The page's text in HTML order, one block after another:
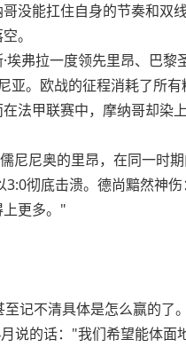
没能扛住自身的节奏和双
。
埃弗拉一度领先里昂、巴
亚。欧战的征程消耗了所
法甲联赛中，摩纳哥却染
尼尼奥的里昂，在同一时
彻底击溃。德尚黯然神
更多。"
记不清具体是怎么赢的了
说的话："我们希望能体